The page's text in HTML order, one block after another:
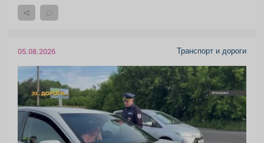
05.08.2026 Транспорт и дороги